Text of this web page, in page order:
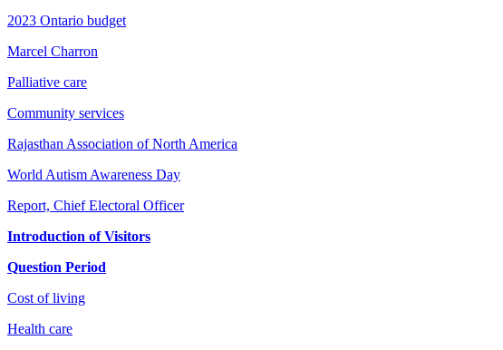
2023 Ontario budget
Marcel Charron
Palliative care
Community services
Rajasthan Association of North America
World Autism Awareness Day
Report, Chief Electoral Officer
Introduction of Visitors
Question Period
Cost of living
Health care